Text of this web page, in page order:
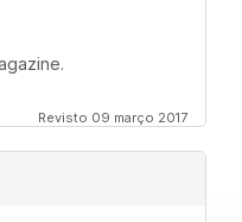
Revisto 09 março 2017